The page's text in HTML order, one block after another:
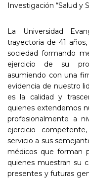
Investigación “Salud y
La Universidad
trayectoria de 41
sociedad formando
ejercicio de su
asumiendo con una
evidencia de nuestro
es la calidad y
quienes extendemos
profesionalmente a
ejercicio
servicio a sus
médicos que forman
quienes muestran su
presentes y futuras